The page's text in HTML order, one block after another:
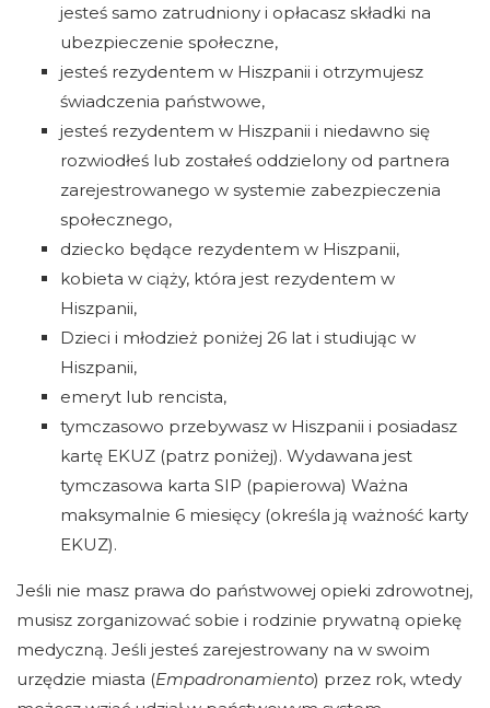
jesteś samo zatrudniony i opłacasz składki na
ubezpieczenie społeczne,
jesteś rezydentem w Hiszpanii i otrzymujesz
świadczenia państwowe,
jesteś rezydentem w Hiszpanii i niedawno się
rozwiodłeś lub zostałeś oddzielony od partnera
zarejestrowanego w systemie zabezpieczenia
społecznego,
dziecko będące rezydentem w Hiszpanii,
kobieta w ciąży, która jest rezydentem w
Hiszpanii,
Dzieci i młodzież poniżej 26 lat i studiując w
Hiszpanii,
emeryt lub rencista,
tymczasowo przebywasz w Hiszpanii i posiadasz
kartę EKUZ (patrz poniżej). Wydawana jest
tymczasowa karta SIP (papierowa) Ważna
maksymalnie 6 miesięcy (określa ją ważność karty
EKUZ).
Jeśli nie masz prawa do państwowej opieki zdrowotnej,
musisz zorganizować sobie i rodzinie prywatną opiekę
medyczną. Jeśli jesteś zarejestrowany na w swoim
urzędzie miasta (Empadronamiento) przez rok, wtedy